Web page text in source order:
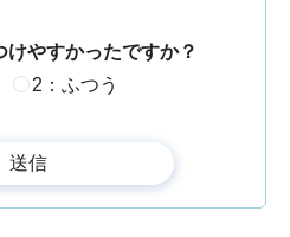
けやすかったですか？
2：ふつう